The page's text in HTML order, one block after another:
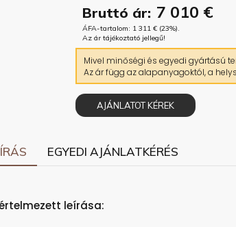
Bruttó ár: 7 010 €
ÁFA-tartalom: 1 311 € (23%).
Az ár tájékoztató jellegű!
Mivel minőségi és egyedi gyártású
Az ár függ az alapanyagoktól, a
AJÁNLATOT KÉREK
EGYEDI AJÁNLATKÉRÉS
leírása: